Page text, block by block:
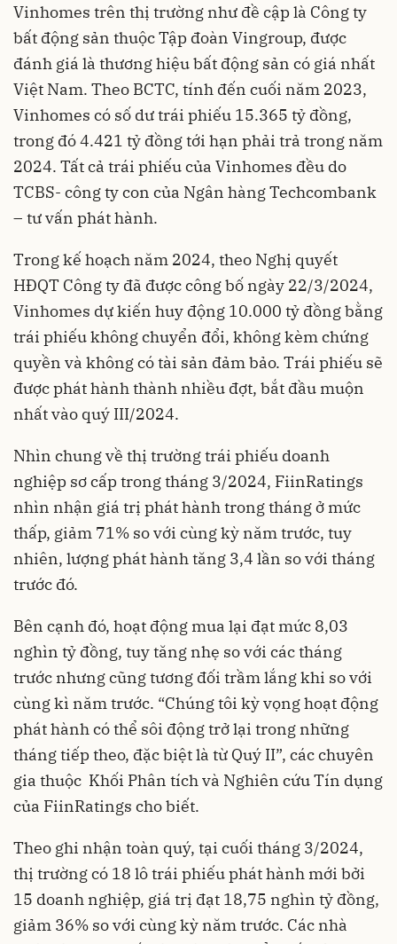
Vinhomes trên thị trường như đề cập là Công ty
bất động sản thuộc Tập đoàn Vingroup, được
đánh giá là thương hiệu bất động sản có giá nhất
Việt Nam. Theo BCTC, tính đến cuối năm 2023,
Vinhomes có số dư trái phiếu 15.365 tỷ đồng,
trong đó 4.421 tỷ đồng tới hạn phải trả trong năm
2024. Tất cả trái phiếu của Vinhomes đều do
TCBS- công ty con của Ngân hàng Techcombank
– tư vấn phát hành.
Trong kế hoạch năm 2024, theo Nghị quyết
HĐQT Công ty đã được công bố ngày 22/3/2024,
Vinhomes dự kiến huy động 10.000 tỷ đồng bằng
trái phiếu không chuyển đổi, không kèm chứng
quyền và không có tài sản đảm bảo. Trái phiếu sẽ
được phát hành thành nhiều đợt, bắt đầu muộn
nhất vào quý III/2024.
Nhìn chung về thị trường trái phiếu doanh
nghiệp sơ cấp trong tháng 3/2024, FiinRatings
nhìn nhận giá trị phát hành trong tháng ở mức
thấp, giảm 71% so với cùng kỳ năm trước, tuy
nhiên, lượng phát hành tăng 3,4 lần so với tháng
trước đó.
Bên cạnh đó, hoạt động mua lại đạt mức 8,03
nghìn tỷ đồng, tuy tăng nhẹ so với các tháng
trước nhưng cũng tương đối trầm lắng khi so với
cùng kì năm trước. “Chúng tôi kỳ vọng hoạt động
phát hành có thể sôi động trở lại trong những
tháng tiếp theo, đặc biệt là từ Quý II”, các chuyên
gia thuộc Khối Phân tích và Nghiên cứu Tín dụng
của FiinRatings cho biết.
Theo ghi nhận toàn quý, tại cuối tháng 3/2024,
thị trường có 18 lô trái phiếu phát hành mới bởi
15 doanh nghiệp, giá trị đạt 18,75 nghìn tỷ đồng,
giảm 36% so với cùng kỳ năm trước. Các nhà